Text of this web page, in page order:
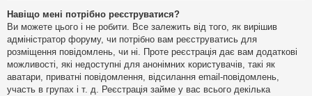
Навіщо мені потрібно реєструватися?
Ви можете цього і не робити. Все залежить від того, як вирішив
адміністратор форуму, чи потрібно вам реєструватись для
розміщення повідомлень, чи ні. Проте реєстрація дає вам додаткові
можливості, які недоступні для анонімних користувачів, такі як
аватари, приватні повідомлення, відсилання email-повідомлень,
участь в групах і т. д. Реєстрація займе у вас всього декілька